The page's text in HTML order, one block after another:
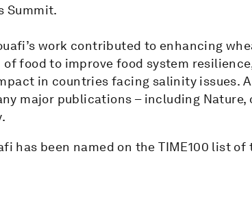
Summit.
work contributed to enhancing
food to improve food system
in countries facing salinity issues.
major publications – including Nature,
has been named on the TIME100 list